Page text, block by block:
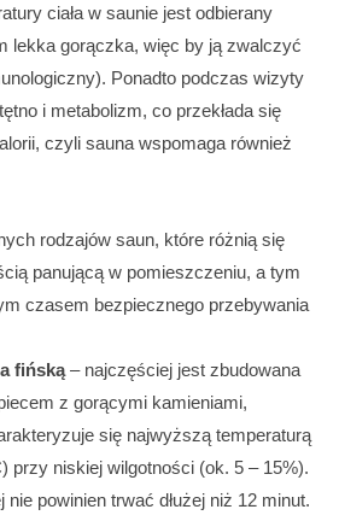
ciała w saunie jest odbierany
lekka gorączka, więc by ją zwalczyć
Ponadto podczas wizyty
i metabolizm, co przekłada się
czyli sauna wspomaga również
rodzajów saun, które różnią się
panującą w pomieszczeniu, a tym
czasem bezpiecznego przebywania
fińską– najczęściej jest zbudowana
z gorącymi kamieniami,
się najwyższą temperaturą
przy niskiej wilgotności (ok. 5 – 15%).
powinien trwać dłużej niż 12 minut.